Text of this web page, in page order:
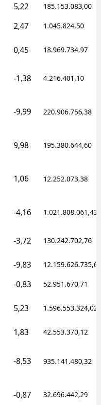
5,22 185.153.083,00
2,47 1.045.824,50
0,45 18.969.734,97
-1,38 4.216.401,10
-9,99 220.906.756,38
9,98 195.380.644,60
1,06 12.252.073,38
-4,16 1.021.808.061,43
-3,72 130.242.702,76
-9,83 12.159.626.735,62
-0,83 52.951.670,71
5,23 1.596.553.324,02
1,83 42.553.370,12
-8,53 935.141.480,32
-0,87 32.696.442,29